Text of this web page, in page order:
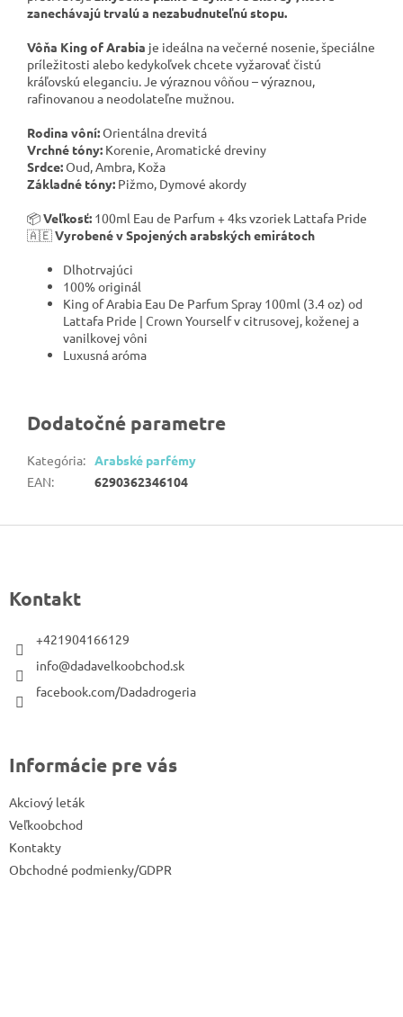
zanechávajú trvalú a nezabudnuteľnú stopu.
Vôňa King of Arabia je ideálna na večerné nosenie, špeciálne
príležitosti alebo kedykoľvek chcete vyžarovať čistú
kráľovskú eleganciu.Je výraznou vôňou – výraznou,
rafinovanou a neodolateľne mužnou.
Rodina vôní:Orientálna drevitá
Vrchné tóny: Korenie, Aromatické dreviny
Srdce:Oud, Ambra, Koža
Základné tóny: Pižmo, Dymové akordy
📦Veľkosť: 100ml Eau de Parfum + 4ks vzoriek Lattafa Pride
🇦🇪Vyrobené v Spojených arabských emirátoch
Dlhotrvajúci
100% originál
King of Arabia Eau De Parfum Spray 100ml (3.4 oz) od
Lattafa Pride | Crown Yourself v citrusovej, koženej a
vanilkovej vôni
Luxusná aróma
Dodatočné parametre
Kategória: Arabské parfémy
EAN: 6290362346104
Z
p
äKontakt
+421904166129
info@dadavelkoobchod.sk
facebook.com/Dadadrogeria
Informácie pre vás
Akciový leták
Veľkoobchod
Kontakty
Obchodné podmienky/GDPR